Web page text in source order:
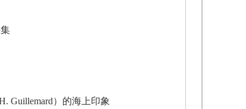
Guillemard）的海上印象